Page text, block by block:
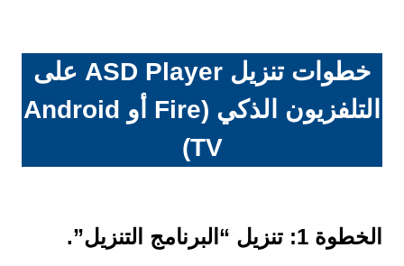
خطوات تنزيل ASD Player على
التلفزيون الذكي (Fire أو Android
TV)
الخطوة 1: تنزيل “البرنامج التنزيل”.